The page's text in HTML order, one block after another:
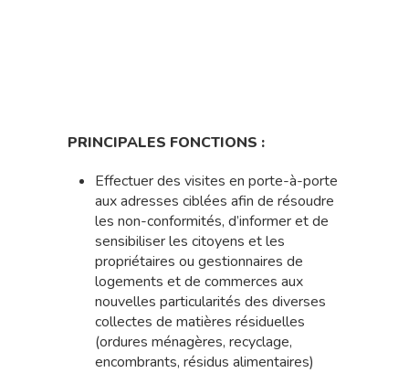
PRINCIPALES FONCTIONS :
Effectuer des visites en porte-à-porte
aux adresses ciblées afin de résoudre
les non-conformités, d’informer et de
sensibiliser les citoyens et les
propriétaires ou gestionnaires de
logements et de commerces aux
nouvelles particularités des diverses
collectes de matières résiduelles
(ordures ménagères, recyclage,
encombrants, résidus alimentaires)